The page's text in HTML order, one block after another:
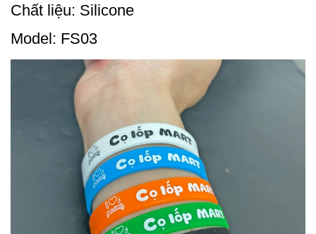
Chất liệu: Silicone
Model: FS03